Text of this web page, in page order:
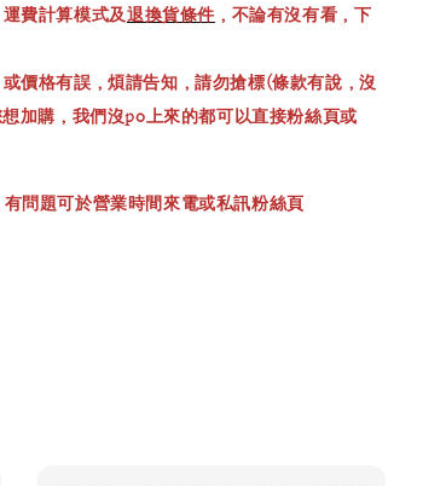
運費計算模式及退換貨條件 ，不論有沒有看，下
價格有誤，煩請告知，請勿搶標(條款有說，沒
加購，我們沒po上來的都可以直接粉絲頁或
問題可於營業時間來電或私訊粉絲頁